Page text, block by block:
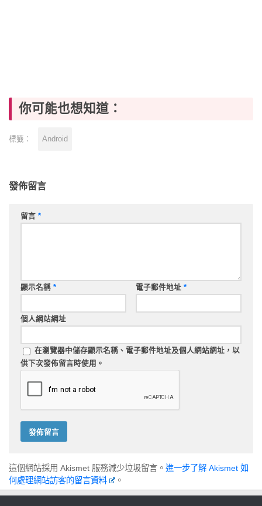
你可能也想知道：
標籤： Android
發佈留言
留言 *
顯示名稱 * 電子郵件地址 *
個人網站網址
在瀏覽器中儲存顯示名稱、電子郵件地址及個人網站網址，以
供下次發佈留言時使用。
這個網站採用 Akismet 服務減少垃圾留言。 進一步了解 Akismet 如
何處理網站訪客的留言資料
。